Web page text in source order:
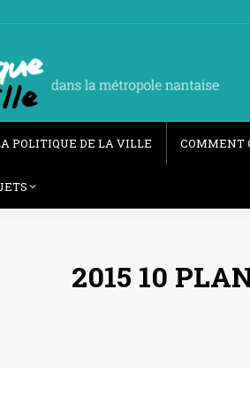
POLITIQUE DE LA VILLE COMMENT
2015 10